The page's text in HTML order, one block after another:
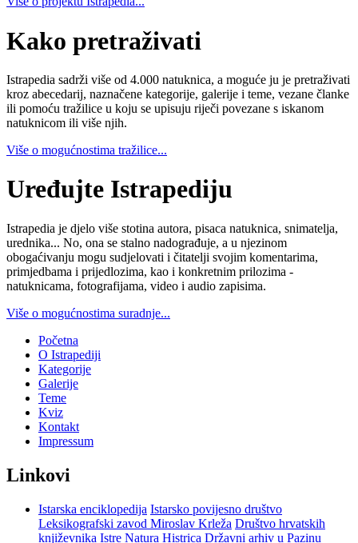
Kako pretraživati
Istrapedia sadrži više od 4.000 natuknica, a moguće ju je pretraživati
kroz abecedarij, naznačene kategorije, galerije i teme, vezane članke
ili pomoću tražilice u koju se upisuju riječi povezane s iskanom
natuknicom ili više njih.
Više o mogućnostima tražilice...
Uređujte Istrapediju
Istrapedia je djelo više stotina autora, pisaca natuknica, snimatelja,
urednika... No, ona se stalno nadograđuje, a u njezinom
obogaćivanju mogu sudjelovati i čitatelji svojim komentarima,
primjedbama i prijedlozima, kao i konkretnim prilozima -
natuknicama, fotografijama, video i audio zapisima.
Više o mogućnostima suradnje...
Početna
O Istrapediji
Kategorije
Galerije
Teme
Kviz
Kontakt
Impressum
Linkovi
Istarska enciklopedija Istarsko povijesno društvo
Leksikografski zavod Miroslav Krleža Društvo hrvatskih
književnika Istre Natura Histrica Državni arhiv u Pazinu